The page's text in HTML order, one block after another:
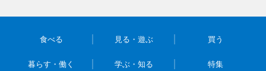
食べる 見る・遊ぶ 買う
暮らす・働く 学ぶ・知る 特集